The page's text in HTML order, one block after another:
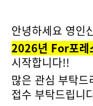
안녕하세요 영인
2026년 For포레
시작합니다!!
많은 관심 부탁
접수 부탁드립니